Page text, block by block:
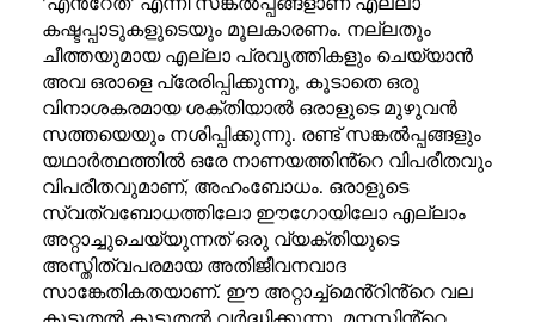
കഷ്ടപ്പാടുകളുടെയും മൂലകാരണം. നല്ലതും
ചീത്തയുമായ എല്ലാ പ്രവൃത്തികളും ചെയ്യാൻ
അവ ഒരാളെ പ്രേരിപ്പിക്കുന്നു, കൂടാതെ ഒരു
വിനാശകരമായ ശക്തിയാൽ ഒരാളുടെ മുഴുവൻ
സത്തയെയും നശിപ്പിക്കുന്നു. രണ്ട് സങ്കൽപ്പങ്ങളും
യഥാർത്ഥത്തിൽ ഒരേ നാണയത്തിൻ്റെ വിപരീതവും
വിപരീതവുമാണ്, അഹംബോധം. ഒരാളുടെ
സ്വത്വബോധത്തിലോ ഈഗോയിലോ എല്ലാം
അറ്റാച്ചുചെയ്യുന്നത് ഒരു വ്യക്തിയുടെ
അസ്തിത്വപരമായ അതിജീവനവാദ
സാങ്കേതികതയാണ്. ഈ അറ്റാച്ച്‌മെൻ്റിൻ്റെ വല
കൂടുതൽ കൂടുതൽ വർദ്ധിക്കുന്നു. മനസ്സിൻ്റെ